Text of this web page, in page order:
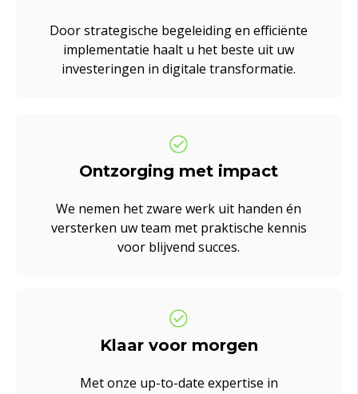
Door strategische begeleiding en efficiënte
implementatie haalt u het beste uit uw
investeringen in digitale transformatie.
Ontzorging met impact
We nemen het zware werk uit handen én
versterken uw team met praktische kennis
voor blijvend succes.
Klaar voor morgen
Met onze up-to-date expertise in